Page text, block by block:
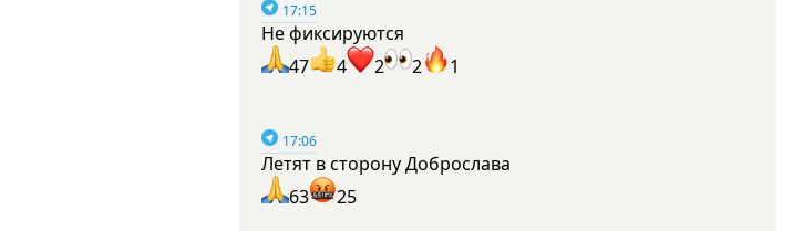
17:15
Не фиксируются
47
4 2 2 1
17:06
Летят в сторону Доброслава
63
25